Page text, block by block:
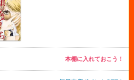
本棚に入れておこう！